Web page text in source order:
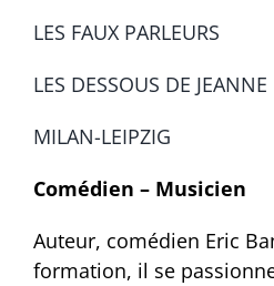
LES FAUX PARLEURS
LES DESSOUS DE JEANNE
MILAN-LEIPZIG
Comédien – Musicien
Auteur, comédien Eric
formation, il se